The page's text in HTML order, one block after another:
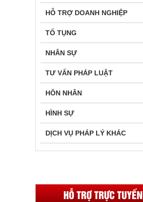
HỖ TRỢ DOANH NGHIỆP
TỐ TỤNG
NHÂN SỰ
TƯ VẤN PHÁP LUẬT
HÔN NHÂN
HÌNH SỰ
DỊCH VỤ PHÁP LÝ KHÁC
HỖ TRỢ TRỰC TUYẾN